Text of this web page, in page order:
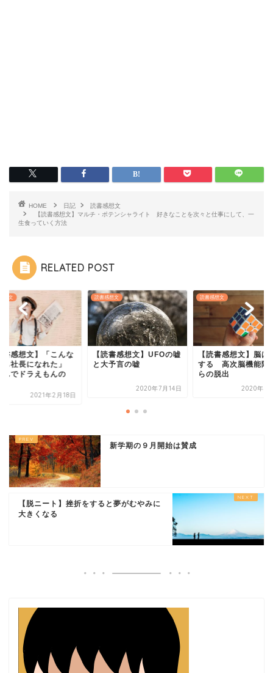
HOME 日記
読書感想文
【読書感想文】マルチ・ポテンシャライト 好きなことを次々と仕事にして、一
生食っていく方法
RELATED POST
想文
書感想文】「こんな
も社長になれた」
んでドラえもんの
2021年2月18日
読書感想文
【読書感想文】UFOの嘘
と大予言の嘘
2020年7月14日
読書感想文
【読書感想文】脳は
する 高次脳機能障
らの脱出
2020年6
新学期の９月開始は賛成
【脱ニート】挫折をすると夢がむやみに
大きくなる